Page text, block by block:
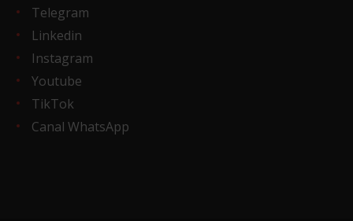
Telegram
Linkedin
Instagram
Youtube
TikTok
Canal WhatsApp